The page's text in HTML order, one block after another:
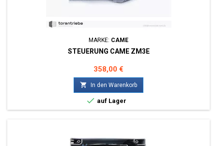
MARKE: CAME
STEUERUNG CAME ZM3E
Preis
358,00 €
 In den Warenkorb
 auf Lager